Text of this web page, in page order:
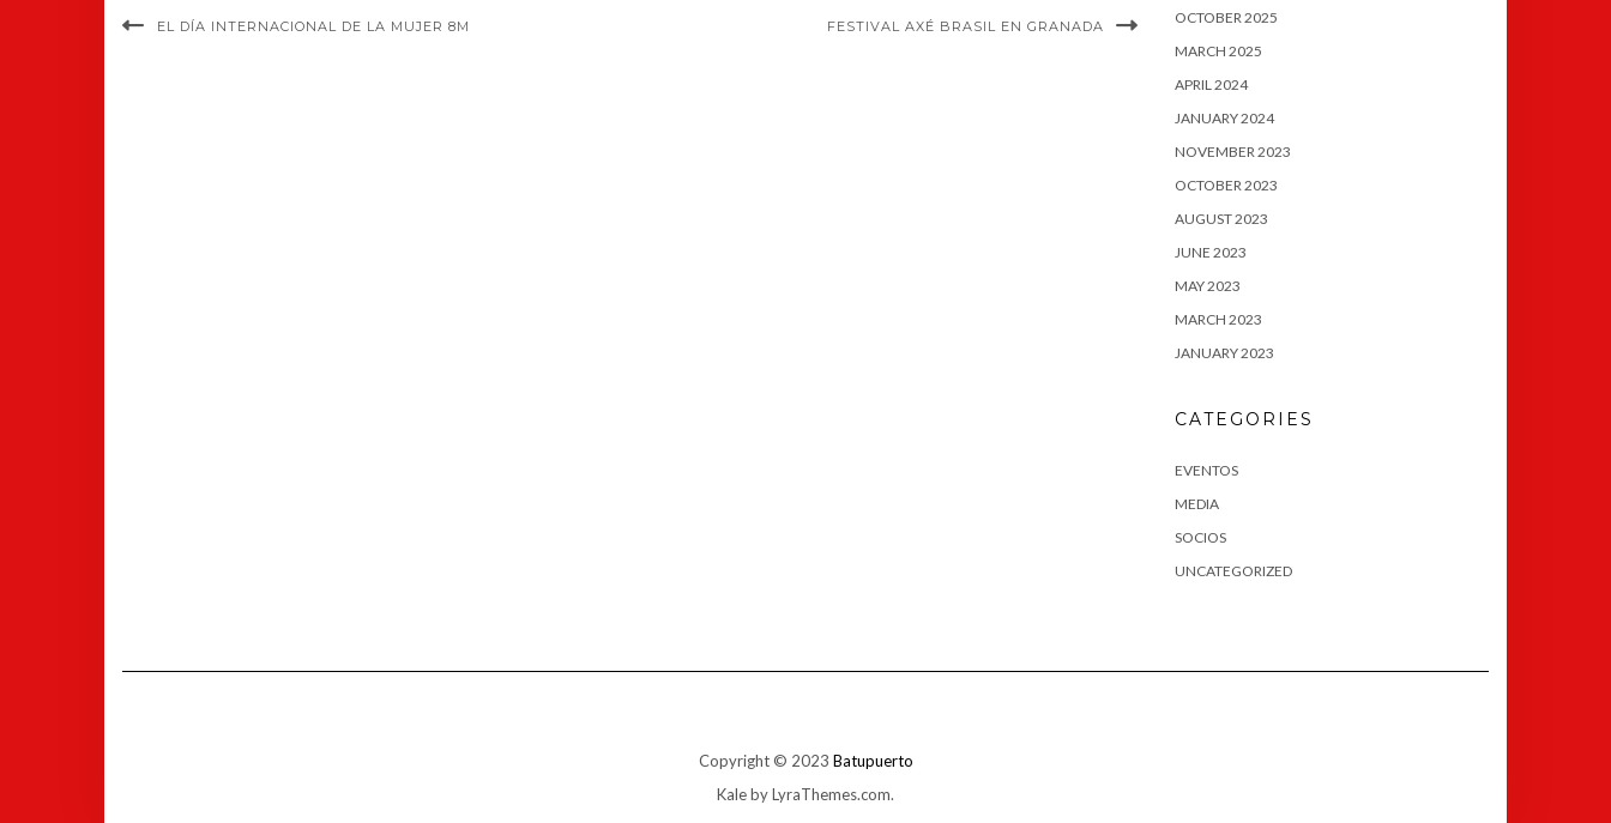
EL DÍA INTERNACIONAL DE LA MUJER 8M FESTIVAL AXÉ BRASIL EN GRANADA
OCTOBER 2025
MARCH 2025
APRIL 2024
JANUARY 2024
NOVEMBER 2023
OCTOBER 2023
AUGUST 2023
JUNE 2023
MAY 2023
MARCH 2023
JANUARY 2023
CATEGORIES
EVENTOS
MEDIA
SOCIOS
UNCATEGORIZED
Copyright © 2023 Batupuerto
Kaleby LyraThemes.com.